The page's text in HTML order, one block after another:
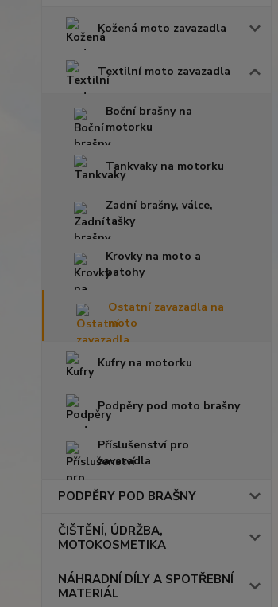
Kožená moto zavazadla
Textilní moto zavazadla
Boční brašny na
motorku
Tankvaky na motorku
Zadní brašny, válce,
tašky
Krovky na moto a
batohy
Ostatní zavazadla na
moto
Kufry na motorku
Podpěry pod moto brašny
Příslušenství pro
zavazadla
PODPĚRY POD BRAŠNY
ČIŠTĚNÍ, ÚDRŽBA,
MOTOKOSMETIKA
NÁHRADNÍ DÍLY A SPOTŘEBNÍ
MATERIÁL